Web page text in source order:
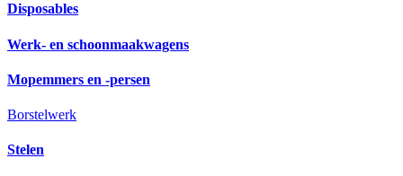
Disposables
Werk- en schoonmaakwagens
Mopemmers en -persen
Borstelwerk
Stelen